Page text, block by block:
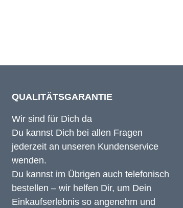
QUALITÄTSGARANTIE
Wir sind für Dich da
Du kannst Dich bei allen Fragen
jederzeit an unseren Kundenservice
wenden.
Du kannst im Übrigen auch telefonisch
bestellen – wir helfen Dir, um Dein
Einkaufserlebnis so angenehm und